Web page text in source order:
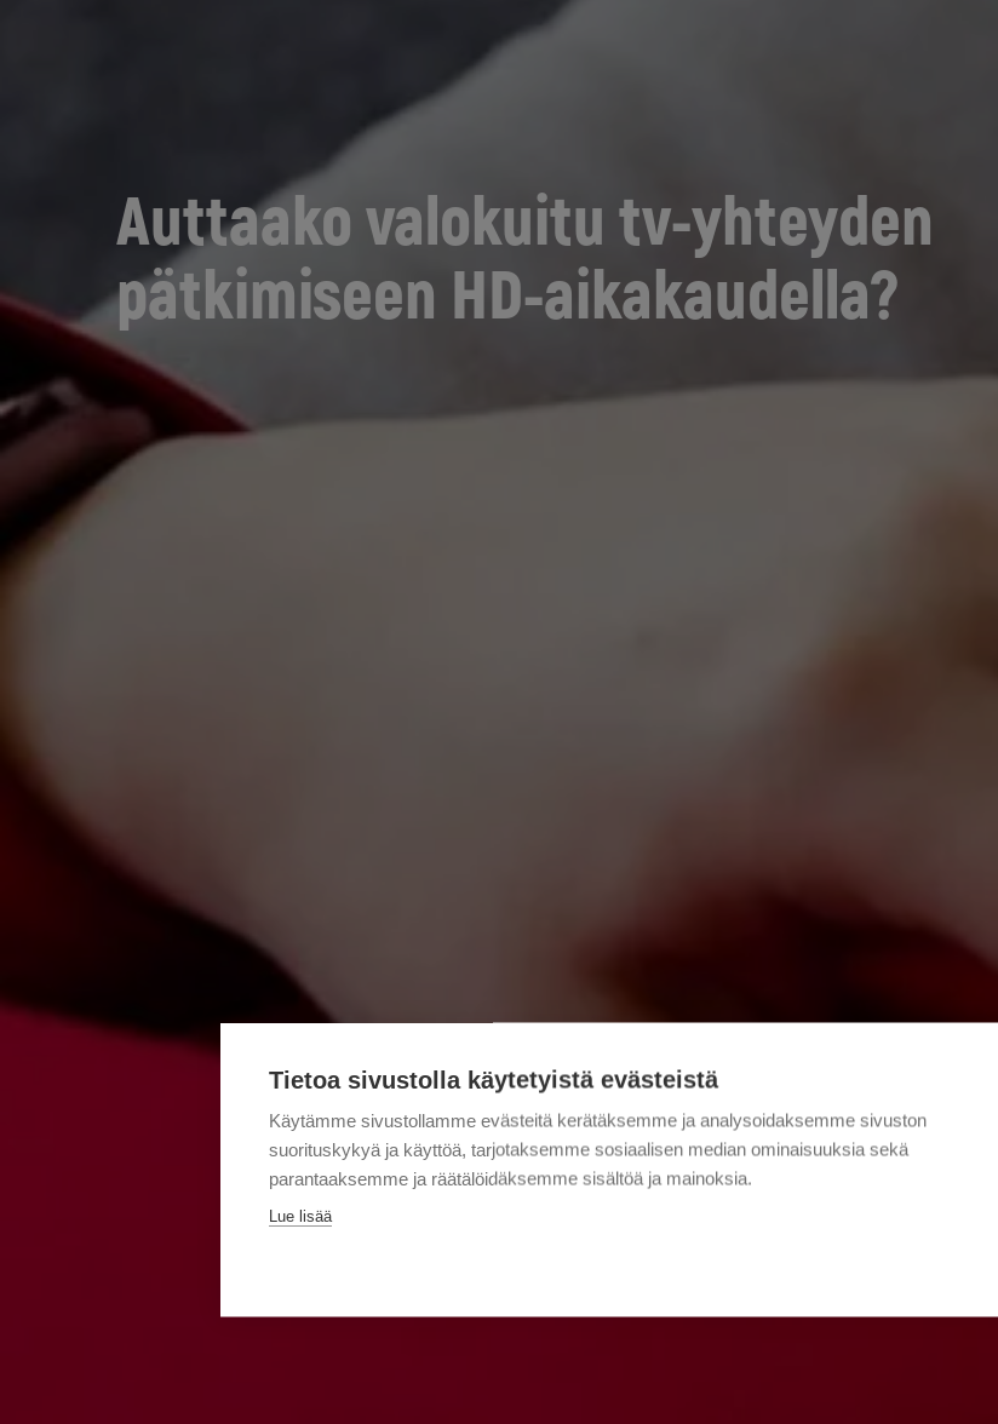
Auttaako valokuitu tv-yhteyden
pätkimiseen HD-aikakaudella?
Tietoa sivustolla käytetyistä evästeistä
Käytämme sivustollamme evästeitä kerätäksemme ja analysoidaksemme sivuston
suorituskykyä ja käyttöä, tarjotaksemme sosiaalisen median ominaisuuksia sekä
parantaaksemme ja räätälöidäksemme sisältöä ja mainoksia.
Lue lisää